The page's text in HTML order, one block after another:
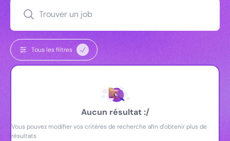
Trouver un job
Tous les filtres
Aucun résultat :/
Vous pouvez modifier vos critères de recherche afin d'obtenir plus de
résultats